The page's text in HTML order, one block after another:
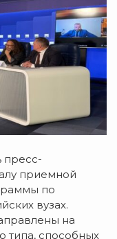
пресс-
приемной
по
вузах.
на
типа, способных